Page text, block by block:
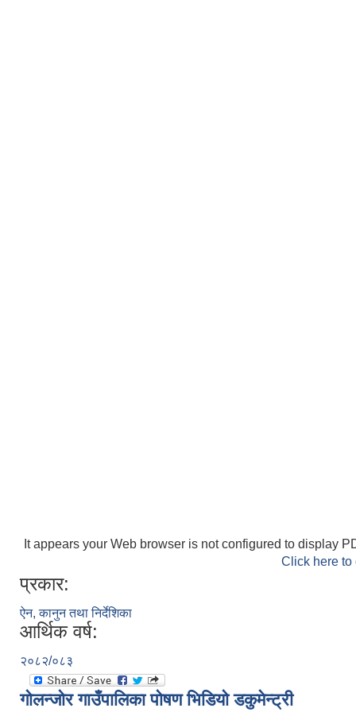
It appears your Web browser is not configured to display
Click here
प्रकार:
ऐन, कानुन तथा निर्देशिका
आर्थिक वर्ष:
२०८२/०८३
गोलन्जोर गाउँपालिका पोषण भिडियो डकुमेन्ट्री